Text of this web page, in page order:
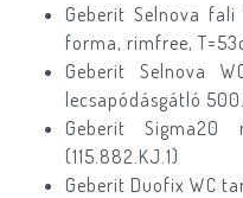
Geberit Selnova
forma, rimfree,
Geberit Selnova
lecsapódásgátló
Geberit Sigma20
(115.882.KJ.1)
Geberit Duofix WC